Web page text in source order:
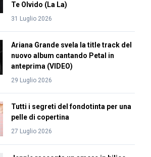
Te Olvido (La La)
31 Luglio 2026
Ariana Grande svela la title track del
nuovo album cantando Petal in
anteprima (VIDEO)
29 Luglio 2026
Tutti i segreti del fondotinta per una
pelle di copertina
27 Luglio 2026